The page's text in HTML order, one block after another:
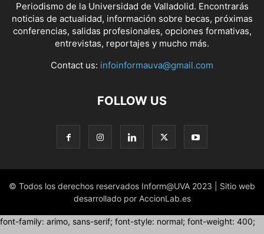
Periodismo de la Universidad de Valladolid. Encontrarás
noticias de actualidad, información sobre becas, próximas
conferencias, salidas profesionales, opciones formativas,
entrevistas, reportajes y mucho más.
Contact us: infoinformauva@gmail.com
FOLLOW US
© Todos los derechos reservados Inform@UVA 2023 | Sitio web
desarrollado por AccionLab.es
font-family: arimo, sans-serif; font-style: normal; font-weight: 400;